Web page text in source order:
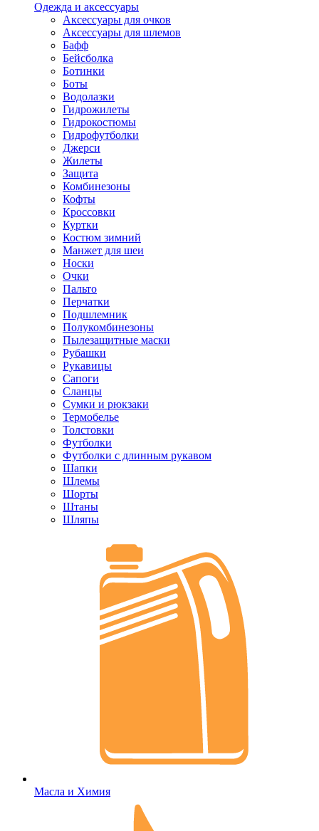
Одежда и аксессуары
Аксессуары для очков
Аксессуары для шлемов
Бафф
Бейсболка
Ботинки
Боты
Водолазки
Гидрожилеты
Гидрокостюмы
Гидрофутболки
Джерси
Жилеты
Защита
Комбинезоны
Кофты
Кроссовки
Куртки
Костюм зимний
Манжет для шеи
Носки
Очки
Пальто
Перчатки
Подшлемник
Полукомбинезоны
Пылезащитные маски
Рубашки
Рукавицы
Сапоги
Сланцы
Сумки и рюкзаки
Термобелье
Толстовки
Футболки
Футболки с длинным рукавом
Шапки
Шлемы
Шорты
Штаны
Шляпы
Масла и Химия